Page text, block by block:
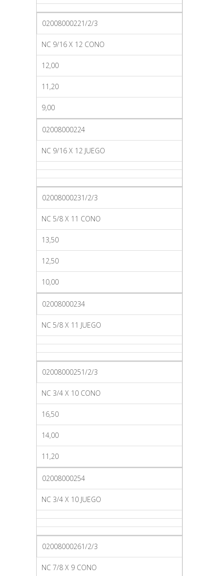
02008000221/2/3
NC 9/16 X 12 CONO
12,00
11,20
9,00
02008000224
NC 9/16 X 12 JUEGO
02008000231/2/3
NC 5/8 X 11 CONO
13,50
12,50
10,00
02008000234
NC 5/8 X 11 JUEGO
02008000251/2/3
NC 3/4 X 10 CONO
16,50
14,00
11,20
02008000254
NC 3/4 X 10 JUEGO
02008000261/2/3
NC 7/8 X 9 CONO